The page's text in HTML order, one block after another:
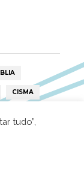
CISMA
tudo”,